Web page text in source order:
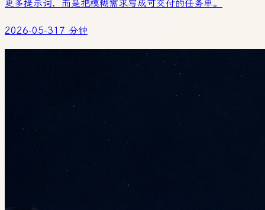
更多提示词，而是把模糊需求写成可交付的任务单。
2026-05-31 7 分钟